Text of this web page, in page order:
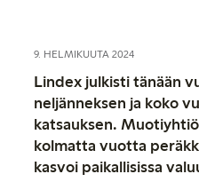
9. HELMIKUUTA 2024
Lindex julkisti tänään
neljänneksen ja koko
katsauksen.
kolmatta vuotta
kasvoi paikallisissa